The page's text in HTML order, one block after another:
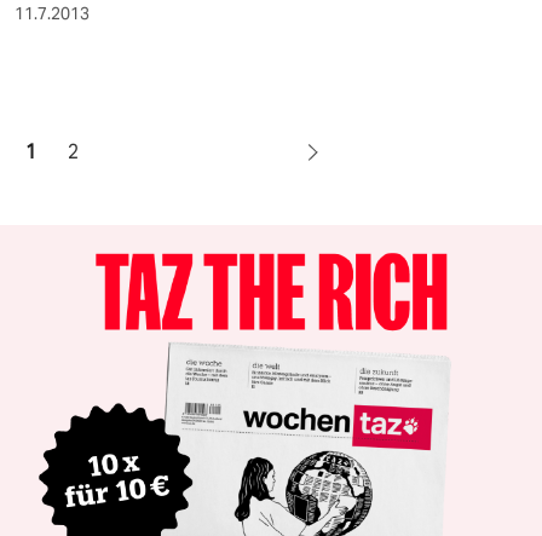
11.7.2013
1 2